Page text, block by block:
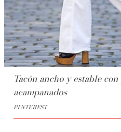
Tacón ancho y estable
acampanados
PINTEREST